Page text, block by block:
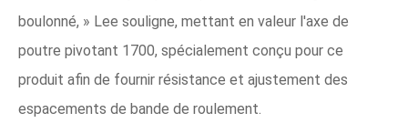
boulonné, » Lee souligne, mettant en valeur l'axe de
poutre pivotant 1700, spécialement conçu pour ce
produit afin de fournir résistance et ajustement des
espacements de bande de roulement.